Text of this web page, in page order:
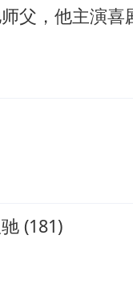
父，他主演喜
(181)